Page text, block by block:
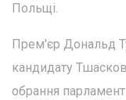
Польщі.
Прем'єр Дональд
кандидату
обрання парламент